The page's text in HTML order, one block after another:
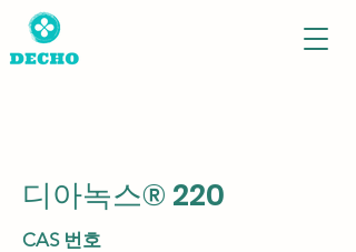
디아녹스® 220
CAS 번호